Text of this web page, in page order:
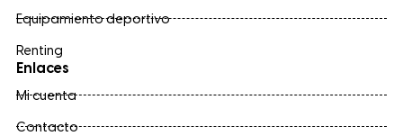
Equipamiento deportivo
Renting
Enlaces
Mi cuenta
Contacto